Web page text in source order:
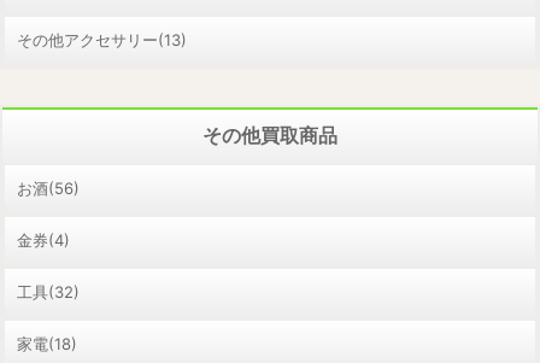
その他アクセサリー(13)
その他買取商品
お酒(56)
金券(4)
工具(32)
家電(18)